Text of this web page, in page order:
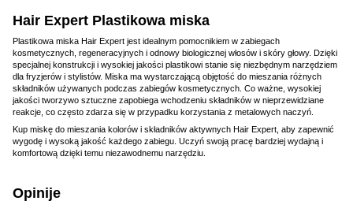
Hair Expert Plastikowa miska
Plastikowa miska Hair Expert jest idealnym pomocnikiem w zabiegach
kosmetycznych, regeneracyjnych i odnowy biologicznej włosów i skóry głowy. Dzięki
specjalnej konstrukcji i wysokiej jakości plastikowi stanie się niezbędnym narzędziem
dla fryzjerów i stylistów. Miska ma wystarczającą objętość do mieszania różnych
składników używanych podczas zabiegów kosmetycznych. Co ważne, wysokiej
jakości tworzywo sztuczne zapobiega wchodzeniu składników w nieprzewidziane
reakcje, co często zdarza się w przypadku korzystania z metalowych naczyń.
Kup miskę do mieszania kolorów i składników aktywnych Hair Expert, aby zapewnić
wygodę i wysoką jakość każdego zabiegu. Uczyń swoją pracę bardziej wydajną i
komfortową dzięki temu niezawodnemu narzędziu.
Opinije